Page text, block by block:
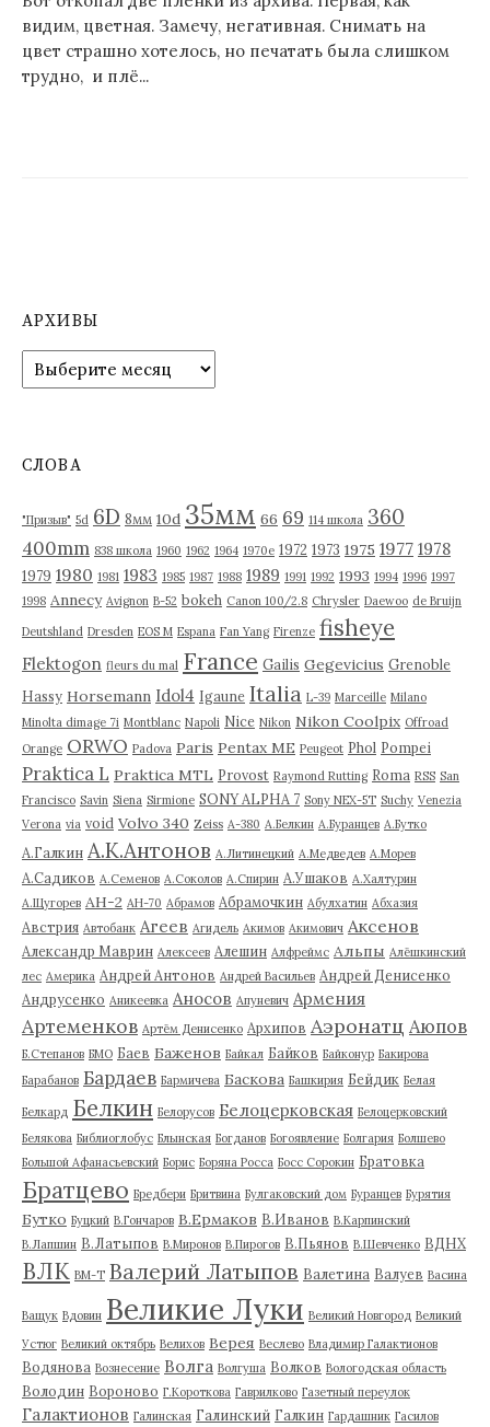
видим, цветная. Замечу, негативная. Снимать на
цвет страшно хотелось, но печатать была слишком
трудно, и плё...
АРХИВЫ
р
в
СЛОВА
"Призыв" 5d 6D 8мм 10d 35мм 66 69 114 школа 360
400mm 838 школа 1960 1962 1964 1970е 1972 1973 1975 1977 1978
1979 1980 1981 1983 1985 1987 1988 1989 1991 1992 1993 1994 1996 1997
1998 Annecy Avignon B-52 bokeh Canon 100/2.8 Chrysler Daewoo de Bruijn
Deutshland Dresden EOS M Espana Fan Yang Firenze fisheye
Flektogon fleurs du mal France Gailis Gegevicius Grenoble
Hassy Horsemann Idol4 Igaune Italia L-39 Marceille Milano
Minolta dimage 7i Montblanc Napoli Nice Nikon Nikon Coolpix Offroad
Orange ORWO Padova Paris Pentax ME Peugeot Phol Pompei
Praktica L Praktica MTL Provost Raymond Rutting Roma RSS San
Francisco Savin Siena Sirmione SONY ALPHA 7 Sony NEX-5T Suchy Venezia
Verona via void Volvo 340 Zeiss А-380 А.Белкин А.Буранцев А.Бутко
А.Галкин А.К.Антонов А.Литинецкий А.Медведев А.Морев
А.Садиков А.Семенов А.Соколов А.Спирин А.Ушаков А.Халтурин
А.Щугорев АН-2 АН-70 Абрамов Абрамочкин Абулхатин Абхазия
Австрия Автобанк Агеев Агидель Акимов Акимович Аксенов
Александр Маврин Алексеев Алешин Алфреймс Альпы Алёшкинский
лес Америка Андрей Антонов Андрей Васильев Андрей Денисенко
Андрусенко Аникеевка Аносов Апуневич Армения
Артеменков Артём Денисенко Архипов Аэронатц Аюпов
Б.Степанов БМО Баев Баженов Байкал Байков Байконур Бакирова
Барабанов Бардаев Бармичева Баскова Башкирия Бейдик Белая
Белкард Белкин Белорусов Белоцерковская Белоцерковский
Белякова Библиоглобус Блынская Богданов Богоявление Болгария Болшево
Большой Афанасьевский Борис Боряна Росса Босс Сорокин Братовка
Братцево Бредбери Бритвина Булгаковский дом Буранцев Бурятия
Бутко Буцкий В.Гончаров В.Ермаков В.Иванов В.Карпинский
В.Лапшин В.Латыпов В.Миронов В.Пирогов В.Пьянов В.Шевченко ВДНХ
ВЛК ВМ-Т Валерий Латыпов Валетина Валуев Васина
Ващук Вдовин Великие Луки Великий Новгород Великий
Устюг Великий октябрь Велихов Верея Веслево Владимир Галактионов
Водянова Вознесение Волга Волгуша Волков Вологодская область
Володин Вороново Г.Короткова Гаврилково Газетный переулок
Галактионов Галинская Галинский Галкин Гардашник Гасилов